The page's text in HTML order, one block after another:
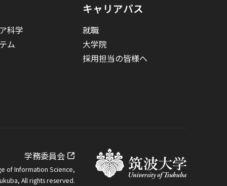
科学
ム
キャリアパス
就職
大学院
採用担当の皆様へ
学務委員会
of Information Science,
All rights reserved.